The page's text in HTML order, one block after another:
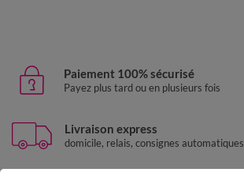
Paiement 100% sécurisé
Payez plus tard ou en plusieurs fois
Livraison express
domicile, relais, consignes automatiques